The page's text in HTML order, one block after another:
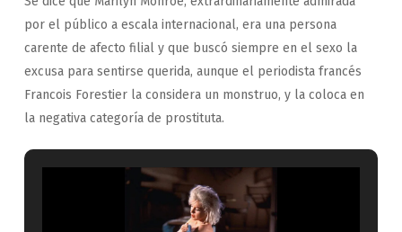
por el público a escala internacional, era una persona
carente de afecto filial y que buscó siempre en el sexo la
excusa para sentirse querida, aunque el periodista francés
Francois Forestier la considera un monstruo, y la coloca en
la negativa categoría de prostituta.